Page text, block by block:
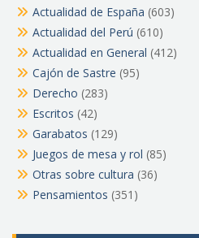
Actualidad de España (603)
Actualidad del Perú (610)
Actualidad en General (412)
Cajón de Sastre (95)
Derecho (283)
Escritos (42)
Garabatos (129)
Juegos de mesa y rol (85)
Otras sobre cultura (36)
Pensamientos (351)